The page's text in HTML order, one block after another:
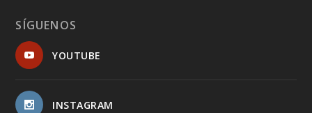
SÍGUENOS
YOUTUBE
INSTAGRAM